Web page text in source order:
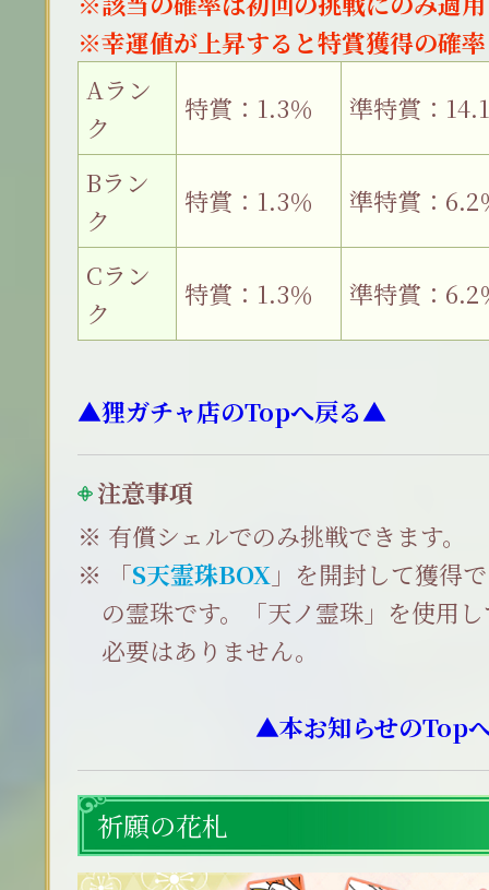
※幸運値が上昇すると特賞獲得の確
Aラン
ク
特賞：1.3％ 準特賞：
Bラン
ク
特賞：1.3％ 準特賞：6.2
Cラン
ク
特賞：1.3％ 準特賞：6.2
▲狸ガチャ店のTopへ戻る▲
注意事項
有償シェルでのみ挑戦できます。
「S天霊珠BOX 」を開封して獲得
の霊珠です。「天ノ霊珠」を使用
必要はありません。
▲本お知らせのTop
祈願の花札